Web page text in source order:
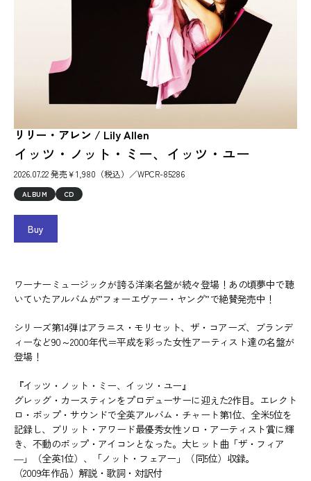
リリー・アレン / Lily Allen
イッツ・ノット・ミー、イッツ・ユー
2026.07.22 発売￥1,980（税込）／WPCR-85286
ALBUM CD
Buy
ワーナーミュージックが誇る洋楽名盤が続々登場！あの頃夢中で聴
いていたアルバムが”フォーエヴァー・ヤング”で絶賛発売中！
シリーズ第14弾はアラニス・モリセット、ザ・コアーズ、ブランデ
ィーなど90～2000年代＝平成を彩った女性アーティスト達の名盤が
登場！
『イッツ・ノット・ミー、イッツ・ユー』
グレッグ・カースティンをプロデューサーに迎えた2作目。エレクト
ロ・ポップ・サウンドで全英アルバム・チャート第1位、全米5位を
記録し、ブリット・アワード最優秀女性ソロ・アーティスト賞に輝
き、不動のポップ・アイコンとなった。大ヒット曲「ザ・フィア
―」（全英1位）、「ノット・フェアー」（同5位）収録。
（2009年作品）解説・歌詞・対訳付